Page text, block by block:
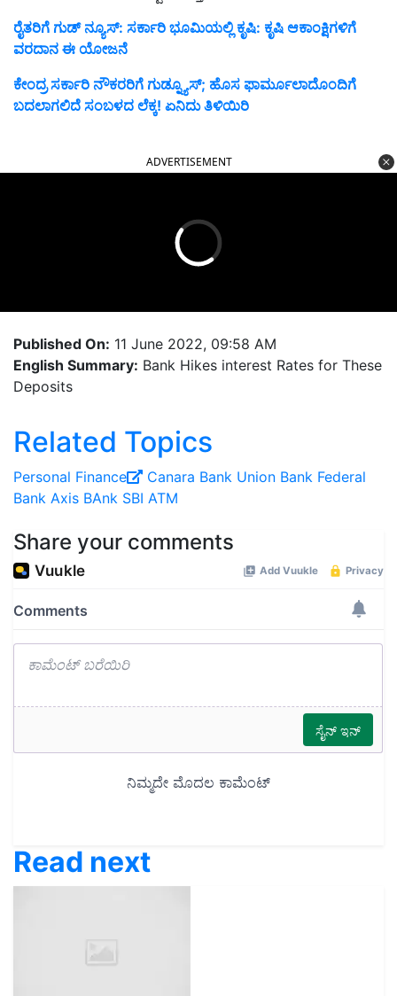
ರೈತರಿಗೆ ಗುಡ್ ನ್ಯೂಸ್: ಸರ್ಕಾರಿ ಭೂಮಿಯಲ್ಲಿ ಕೃಷಿ: ಕೃಷಿ ಆಕಾಂಕ್ಷಿಗಳಿಗೆ
ವರದಾನ ಈ ಯೋಜನೆ
ಕೇಂದ್ರ ಸರ್ಕಾರಿ ನೌಕರರಿಗೆ ಗುಡ್ನ್ಯೂಸ್; ಹೊಸ ಫಾರ್ಮೂಲಾದೊಂದಿಗೆ
ಬದಲಾಗಲಿದೆ ಸಂಬಳದ ಲೆಕ್ಕ! ಏನಿದು ತಿಳಿಯಿರಿ
ADVERTISEMENT
Published On: 11 June 2022, 09:58 AM
English Summary: Bank Hikes interest Rates for These
Deposits
Related Topics
Personal Finance Canara Bank Union Bank Federal
Bank Axis BAnk SBI ATM
Share your comments
Read next